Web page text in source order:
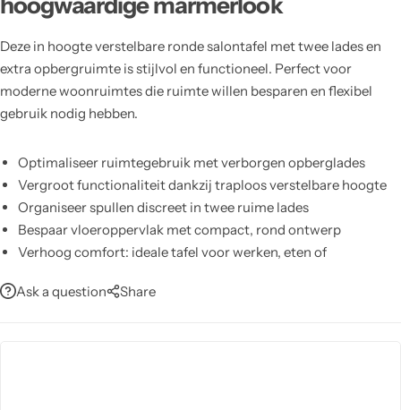
Deze in hoogte verstelbare ronde salontafel met twee lades en
extra opbergruimte is stijlvol en functioneel. Perfect voor
moderne woonruimtes die ruimte willen besparen en flexibel
gebruik nodig hebben.
Optimaliseer ruimtegebruik met verborgen opberglades
Vergroot functionaliteit dankzij traploos verstelbare hoogte
Organiseer spullen discreet in twee ruime lades
Bespaar vloeroppervlak met compact, rond ontwerp
Verhoog comfort: ideale tafel voor werken, eten of
Voeg moderne stijl toe met strakke, tijdloze afwerking
Ask a question Share